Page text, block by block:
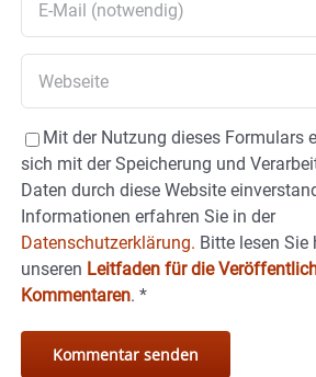
Mit der Nutzung dieses Formulars
sich mit der Speicherung und
Daten durch diese Website
Informationen erfahren Sie in der
Datenschutzerklärung. Bitte lesen Sie
unseren Leitfaden für die
Kommentaren. *